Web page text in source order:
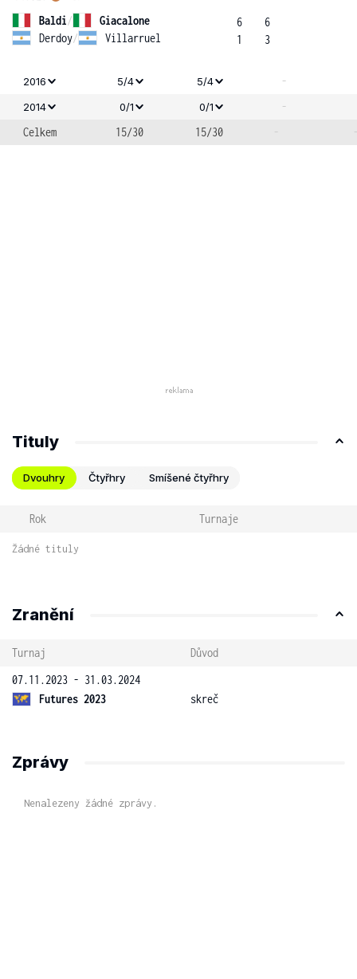
Baldi/
Giacalone
Derdoy/ Villarruel
6
1
6
3
2016 5/4 5/4 -
2014 0/1 0/1
-
Celkem
15/30 15/30 -
Tituly
Dvouhry Čtyřhry Smíšené čtyřhry
Rok Turnaje
Žádné tituly
Zranění
Turnaj
Důvod
07.11.2023 - 31.03.2024
Futures 2023
skreč
Zprávy
Nenalezeny žádné zprávy.